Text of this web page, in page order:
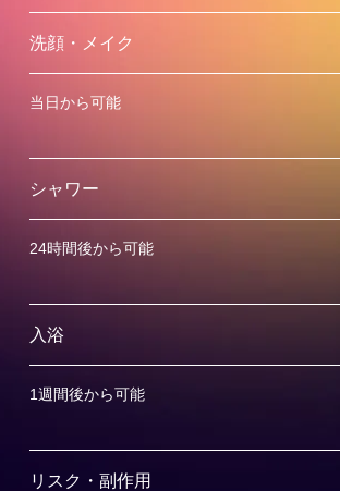
洗顔・メイク
当日から可能
シャワー
24時間後から可能
入浴
1週間後から可能
リスク・副作用